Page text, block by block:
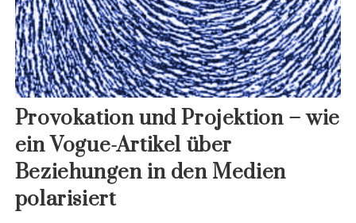
Provokation und Projektion – wie
ein Vogue-Artikel über
Beziehungen in den Medien
polarisiert